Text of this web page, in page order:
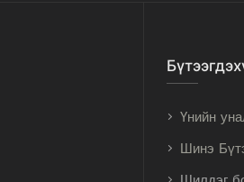
Үнийн
Шинэ